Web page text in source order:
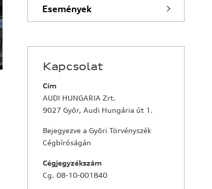
Események
Kapcsolat
Cím
AUDI HUNGARIA Zrt.
9027 Győr, Audi Hungária út 1.
Bejegyezve a Győri Törvényszék
Cégbíróságán
Cégjegyzékszám
Cg. 08-10-001840